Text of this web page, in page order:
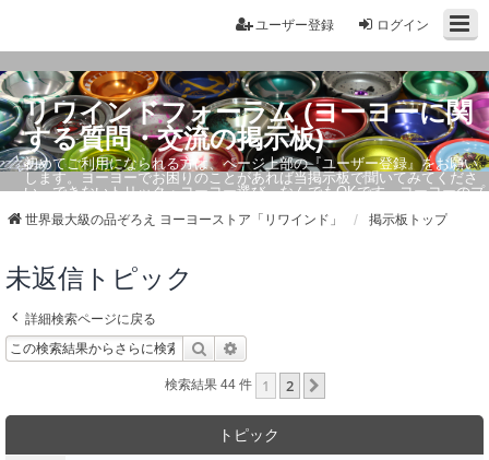
ログイン
ユーザー登録
リワインドフォーラム (ヨーヨーに関
する質問・交流の掲示板)
初めてご利用になられる方は、ページ上部の『ユーザー登録』をお願い
します。ヨーヨーでお困りのことがあれば当掲示板で聞いてみてくださ
い。できないトリック・ヨーヨー選び、なんでもOKです。ヨーヨーのプ
世界最大級の品ぞろえ ヨーヨーストア「リワインド」 掲示板トップ
未返信トピック
詳細検索ページに戻る
検索
検索結果 44 件 1 2
トピック